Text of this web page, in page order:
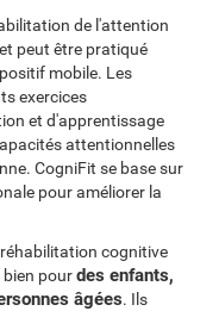
de l'attention
peut être pratiqué
mobile. Les
exercices
et d'apprentissage
attentionnelles
CogniFit se base sur
pour améliorer la
cognitive
bien pourdes enfants,
âgées. Ils